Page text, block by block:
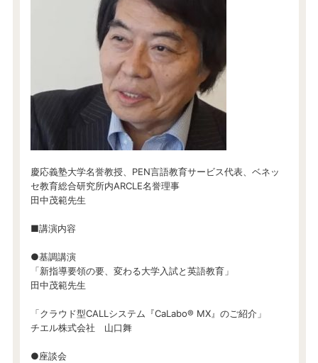
慶応義塾大学名誉教授、PEN言語教育サービス代表、ベネッ
セ教育総合研究所内ARCLE名誉理事
田中茂範先生
■講演内容
●基調講演
「新指導要領の要、変わる大学入試と英語教育​」
田中茂範先生
「クラウド型CALLシステム『CaLabo® MX』のご紹介」
チエル株式会社 山口舞
●座談会